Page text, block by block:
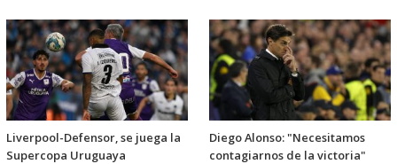
Liverpool-Defensor, se juega la
Supercopa Uruguaya
Diego Alonso: "Necesitamos
contagiarnos de la victoria"